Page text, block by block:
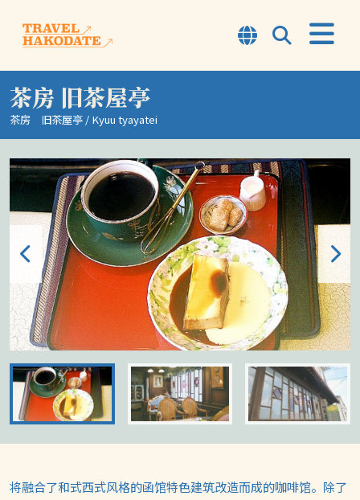
函馆概要
行程
体验
观光景点
资讯
旅行提示
茶房 旧茶屋亭
茶房 旧茶屋亭 / Kyuu tyayatei
将融合了和式西式风格的函馆特色建筑改造而成的咖啡馆。除了